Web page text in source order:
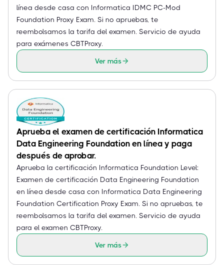
línea desde casa con Informatica IDMC PC-Mod
Foundation Proxy Exam. Si no apruebas, te
reembolsamos la tarifa del examen. Servicio de ayuda
para exámenes CBTProxy.
Ver más
Aprueba el examen de certificación Informatica
Data Engineering Foundation en línea y paga
después de aprobar.
Aprueba la certificación Informatica Foundation Level:
Examen de certificación Data Engineering Foundation
en línea desde casa con Informatica Data Engineering
Foundation Certification Proxy Exam. Si no apruebas, te
reembolsamos la tarifa del examen. Servicio de ayuda
para el examen CBTProxy.
Ver más